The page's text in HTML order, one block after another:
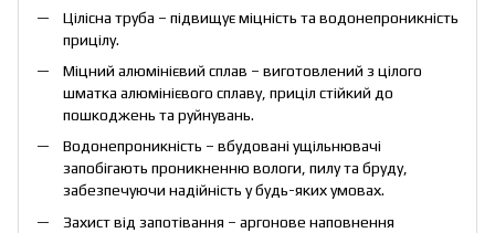
Цілісна труба – підвищує міцність та водонепроникність
прицілу.
Міцний алюмінієвий сплав – виготовлений з цілого
шматка алюмінієвого сплаву, приціл стійкий до
пошкоджень та руйнувань.
Водонепроникність – вбудовані ущільнювачі
запобігають проникненню вологи, пилу та бруду,
забезпечуючи надійність у будь-яких умовах.
Захист від запотівання – аргонове наповнення